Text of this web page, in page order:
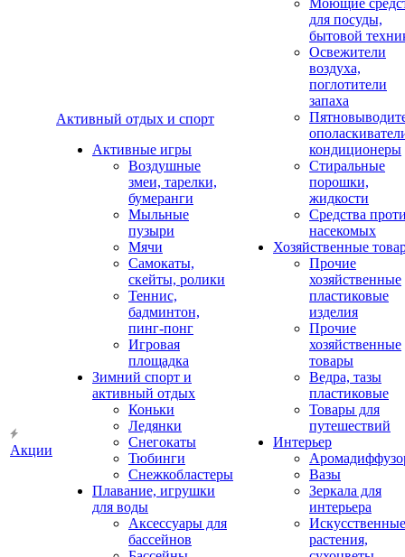
Акции
Активный отдых и спорт
Активные игры
Воздушные
змеи, тарелки,
бумеранги
Мыльные
пузыри
Мячи
Самокаты,
скейты, ролики
Теннис,
бадминтон,
пинг-понг
Игровая
площадка
Зимний спорт и
активный отдых
Коньки
Ледянки
Снегокаты
Тюбинги
Снежкобластеры
Плавание, игрушки
для воды
Аксессуары для
бассейнов
Моющие
для посуды,
бытовой
Освежители
воздуха,
поглотители
запаха
кондиционеры
Стиральные
порошки,
жидкости
Средства
насекомых
Хозяйственные
Прочие
хозяйственные
пластиковые
изделия
Прочие
хозяйственные
товары
Ведра, тазы
пластиковые
Товары для
путешествий
Интерьер
Вазы
Зеркала для
интерьера
Искусственные
растения,